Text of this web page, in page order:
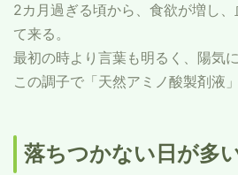
2カ月過ぎる頃から、食欲が増し
て来る。
最初の時より言葉も明るく、陽気
この調子で「天然アミノ酸製剤液」
落ちつかない日が多